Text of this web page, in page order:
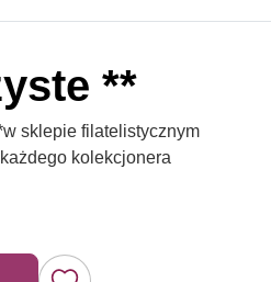
**
sklepie filatelistycznym
kolekcjonera